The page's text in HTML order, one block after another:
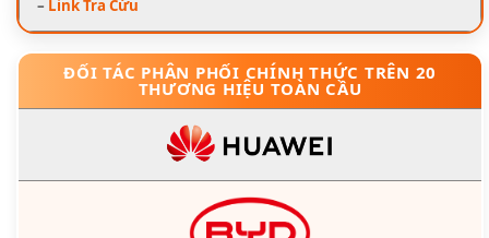
– Link Tra Cứu
ĐỐI TÁC PHÂN PHỐI CHÍNH THỨC TRÊN 20
THƯƠNG HIỆU TOÀN CẦU